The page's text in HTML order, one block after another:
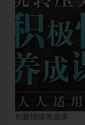
积极情绪养成课